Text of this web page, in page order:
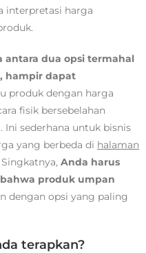
interpretasi harga
antara dua opsi termahal
hampir dapat
produk dengan harga
fisik bersebelahan
sederhana untuk bisnis
yang berbeda di halaman
Anda harus
produk umpan
dengan opsi yang paling
terapkan?